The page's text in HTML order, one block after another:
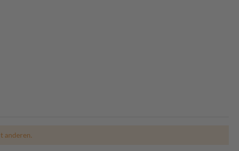
anderen.